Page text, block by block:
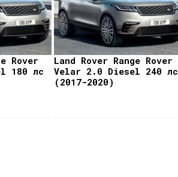
Rover
180 лс
Land Rover Range Rover
Velar 2.0 Diesel 240 лс
(2017-2020)